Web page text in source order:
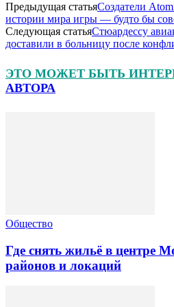
Предыдущая статьяСоздатели
истории мира игры — будто бы
Следующая статьяСтюардессу
доставили в больницу после
ЭТО МОЖЕТ БЫТЬ
АВТОРА
Общество
Где снять жильё в центре
районов и локаций